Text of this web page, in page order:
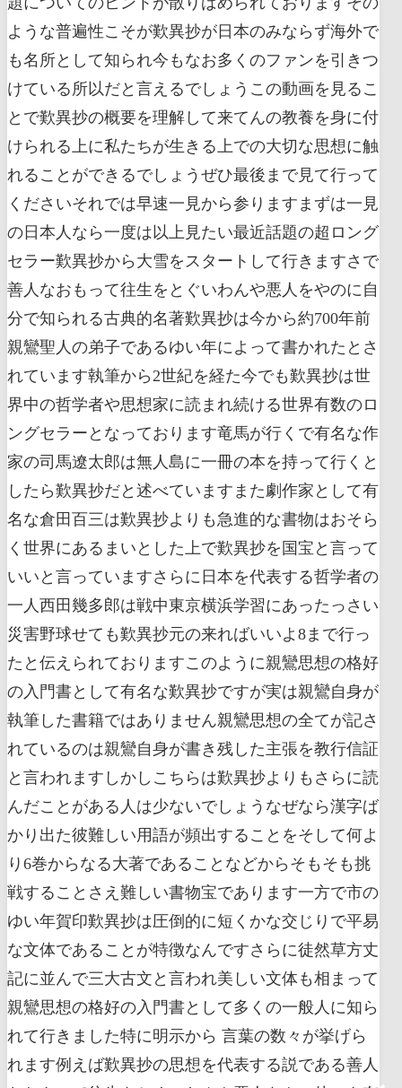
ような普遍性こそが歎異抄が日本のみならず海外で
も名所として知られ今もなお多くのファンを引きつ
けている所以だと言えるでしょうこの動画を見るこ
とで歎異抄の概要を理解して来てんの教養を身に付
けられる上に私たちが生きる上での大切な思想に触
れることができるでしょうぜひ最後まで見て行って
くださいそれでは早速一見から参りますまずは一見
の日本人なら一度は以上見たい最近話題の超ロング
セラー歎異抄から大雪をスタートして行きますさで
善人なおもって往生をとぐいわんや悪人をやのに自
分で知られる古典的名著歎異抄は今から約700年前
親鸞聖人の弟子であるゆい年によって書かれたとさ
れています執筆から2世紀を経た今でも歎異抄は世
界中の哲学者や思想家に読まれ続ける世界有数のロ
ングセラーとなっております竜馬が行くで有名な作
家の司馬遼太郎は無人島に一冊の本を持って行くと
したら歎異抄だと述べていますまた劇作家として有
名な倉田百三は歎異抄よりも急進的な書物はおそら
く世界にあるまいとした上で歎異抄を国宝と言って
いいと言っていますさらに日本を代表する哲学者の
一人西田幾多郎は戦中東京横浜学習にあったっさい
災害野球せても歎異抄元の来ればいいよ8まで行っ
たと伝えられておりますこのように親鸞思想の格好
の入門書として有名な歎異抄ですが実は親鸞自身が
執筆した書籍ではありません親鸞思想の全てが記さ
れているのは親鸞自身が書き残した主張を教行信証
と言われますしかしこちらは歎異抄よりもさらに読
んだことがある人は少ないでしょうなぜなら漢字ば
かり出た彼難しい用語が頻出することをそして何よ
り6巻からなる大著であることなどからそもそも挑
戦することさえ難しい書物宝であります一方で市の
ゆい年賀印歎異抄は圧倒的に短くかな交じりで平易
な文体であることが特徴なんですさらに徒然草方丈
記に並んで三大古文と言われ美しい文体も相まって
親鸞思想の格好の入門書として多くの一般人に知ら
れて行きました特に明示から 言葉の数々が挙げら
れます例えば歎異抄の思想を代表する説である善人